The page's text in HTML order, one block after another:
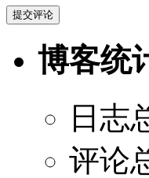
博客统
日志
评论